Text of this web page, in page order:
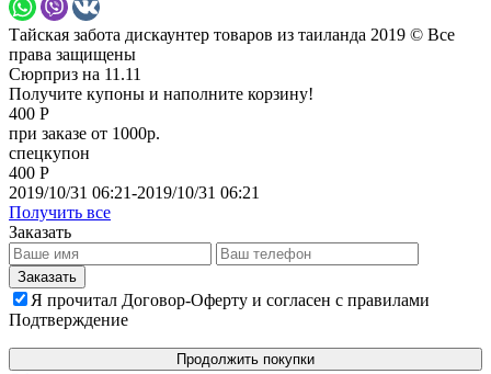
Тайская забота дискаунтер товаров из таиланда 2019 © Все
права защищены
Сюрприз на 11.11
Получите купоны и наполните корзину!
400 Р
при заказе от 1000р.
спецкупон
400 Р
2019/10/31 06:21-2019/10/31 06:21
Получить все
Заказать
Я прочитал Договор-Оферту и согласен с правилами
Подтверждение
Продолжить покупки